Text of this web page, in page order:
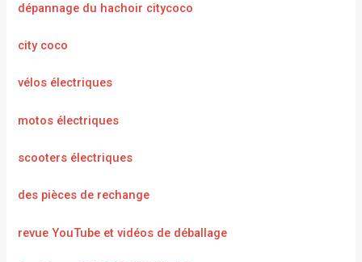
dépannage du hachoir citycoco
city coco
vélos électriques
motos électriques
scooters électriques
des pièces de rechange
revue YouTube et vidéos de déballage